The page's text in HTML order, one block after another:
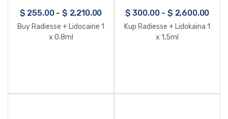
$ 255.00- $ 2,210.00
Buy Radiesse + Lidocaine 1
x 0.8ml
$ 300.00- $ 2,600.00
Kup Radiesse + Lidokaina 1
x 1,5ml